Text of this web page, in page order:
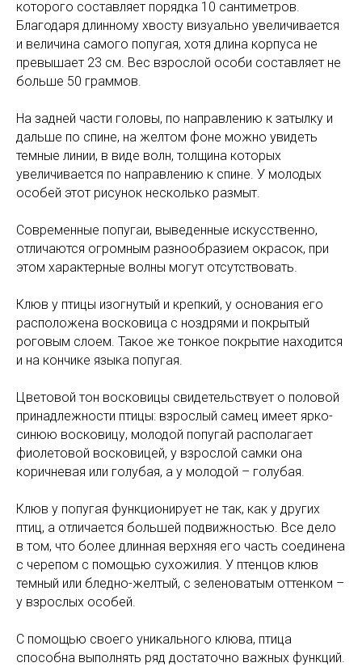
которого составляет порядка 10 сантиметров.
Благодаря длинному хвосту визуально увеличивается
и величина самого попугая, хотя длина корпуса не
превышает 23 см. Вес взрослой особи составляет не
больше 50 граммов.
На задней части головы, по направлению к затылку и
дальше по спине, на желтом фоне можно увидеть
темные линии, в виде волн, толщина которых
увеличивается по направлению к спине. У молодых
особей этот рисунок несколько размыт.
Современные попугаи, выведенные искусственно,
отличаются огромным разнообразием окрасок, при
этом характерные волны могут отсутствовать.
Клюв у птицы изогнутый и крепкий, у основания его
расположена восковица с ноздрями и покрытый
роговым слоем. Такое же тонкое покрытие находится
и на кончике языка попугая.
Цветовой тон восковицы свидетельствует о половой
принадлежности птицы: взрослый самец имеет ярко-
синюю восковицу, молодой попугай располагает
фиолетовой восковицей, у взрослой самки она
коричневая или голубая, а у молодой – голубая.
Клюв у попугая функционирует не так, как у других
птиц, а отличается большей подвижностью. Все дело
в том, что более длинная верхняя его часть соединена
с черепом с помощью сухожилия. У птенцов клюв
темный или бледно-желтый, с зеленоватым оттенком –
у взрослых особей.
С помощью своего уникального клюва, птица
способна выполнять ряд достаточно важных функций.